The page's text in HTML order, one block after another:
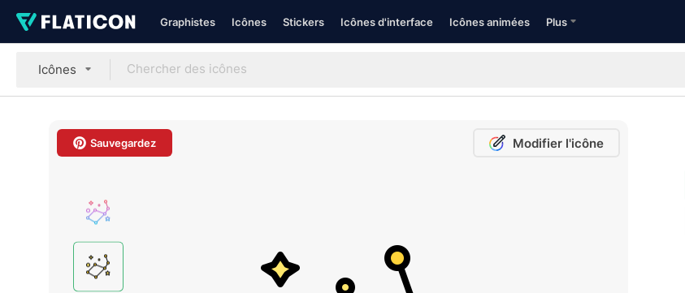
Graphistes Icônes Stickers Icônes d'interface Icônes animées Plus
Icônes
Sauvegardez Modifier l'icône